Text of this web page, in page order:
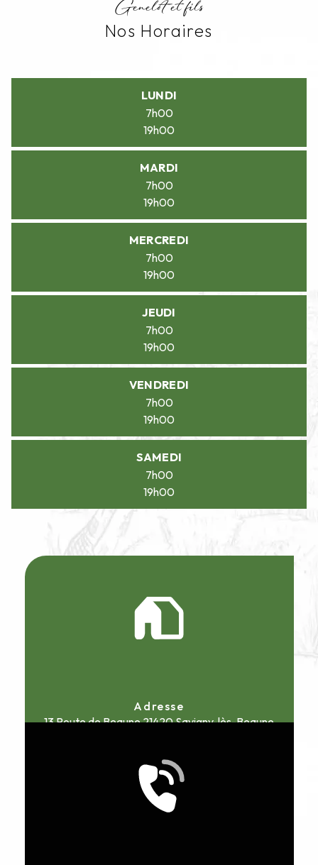
Genelot et fils
Nos Horaires
LUNDI
7h00
19h00
MARDI
7h00
19h00
MERCREDI
7h00
19h00
JEUDI
7h00
19h00
VENDREDI
7h00
19h00
SAMEDI
7h00
19h00
Adresse
13 Route de Beaune21420 Savigny-lès-Beaune